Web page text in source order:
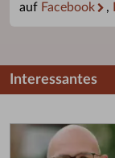
auf Facebook ,
Interessantes